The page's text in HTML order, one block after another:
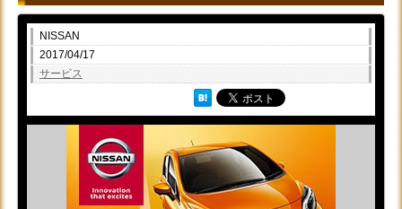
NISSAN
2017/04/17
サービス